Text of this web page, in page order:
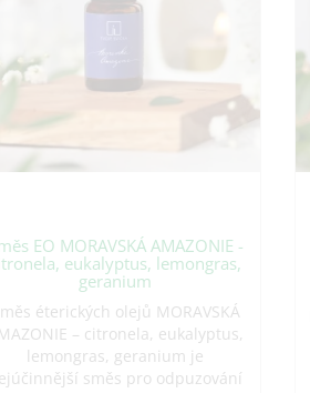
EO MORAVSKÁ AMAZONIE -
eukalyptus, lemongras,
geranium
éterických olejů MORAVSKÁ
– citronela, eukalyptus,
lemongras, geranium je
směs pro odpuzování